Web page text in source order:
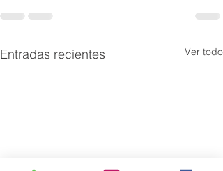
Entradas recientes Ver todo